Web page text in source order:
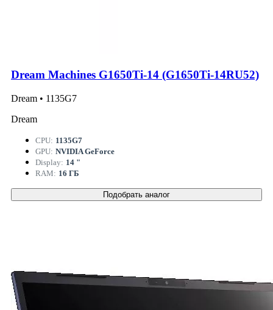
Dream Machines G1650Ti-14 (G1650Ti-14RU52)
Dream • 1135G7
Dream
CPU: 1135G7
GPU: NVIDIA GeForce
Display: 14 "
RAM: 16 ГБ
Подобрать аналог